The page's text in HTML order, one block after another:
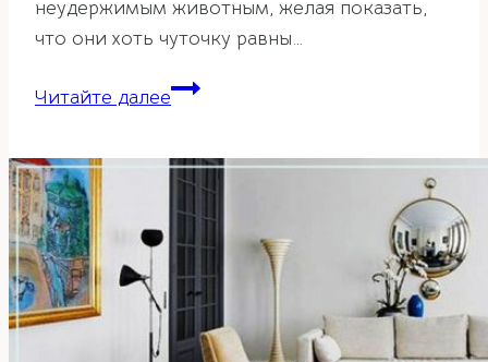
неудержимым животным, желая показать,
что они хоть чуточку равны…
Читайте далееБык
значение
по
фэн-
шуй